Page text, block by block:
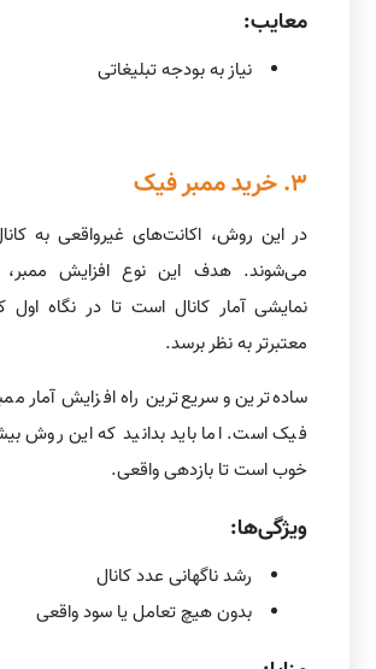
معایب:
نیاز به بودجه تبلیغاتی
3. خرید ممبر فیک
در این روش، اکانت‌های غیرواقعی به
می‌شوند. هدف این نوع افزایش ممبر،
نمایشی آمار کانال است تا در نگاه اول
معتبرتر به نظر برسد.
ساده‌ترین و سریع‌ترین راه افزایش آمار
فیک است. اما باید بدانید که این روش
خوب است تا بازدهی واقعی.
ویژگی‌ها:
رشد ناگهانی عدد کانال
بدون هیچ تعامل یا سود واقعی